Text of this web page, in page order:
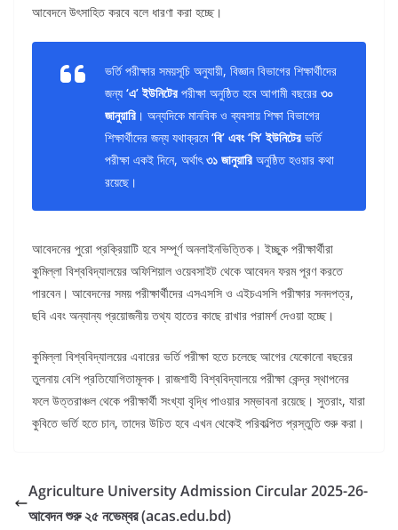
আবেদনে উৎসাহিত করবে বলে ধারণা করা হচ্ছে।
ভর্তি পরীক্ষার সময়সূচি অনুযায়ী, বিজ্ঞান বিভাগের শিক্ষার্থীদের
জন্য ‘এ’ ইউনিটের পরীক্ষা অনুষ্ঠিত হবে আগামী বছরের ৩০
জানুয়ারি । অন্যদিকে মানবিক ও ব্যবসায় শিক্ষা বিভাগের
শিক্ষার্থীদের জন্য যথাক্রমে‘বি’ এবং ‘সি’ ইউনিটের ভর্তি
পরীক্ষা একই দিনে, অর্থাৎ৩১ জানুয়ারি অনুষ্ঠিত হওয়ার কথা
রয়েছে।
আবেদনের পুরো প্রক্রিয়াটি হবে সম্পূর্ণ অনলাইনভিত্তিক। ইচ্ছুক পরীক্ষার্থীরা
কুমিল্লা বিশ্ববিদ্যালয়ের অফিশিয়াল ওয়েবসাইট থেকে আবেদন ফরম পূরণ করতে
পারবেন। আবেদনের সময় পরীক্ষার্থীদের এসএসসি ও এইচএসসি পরীক্ষার সনদপত্র,
ছবি এবং অন্যান্য প্রয়োজনীয় তথ্য হাতের কাছে রাখার পরামর্শ দেওয়া হচ্ছে।
কুমিল্লা বিশ্ববিদ্যালয়ের এবারের ভর্তি পরীক্ষা হতে চলেছে আগের যেকোনো বছরের
তুলনায় বেশি প্রতিযোগিতামূলক। রাজশাহী বিশ্ববিদ্যালয়ে পরীক্ষা কেন্দ্র স্থাপনের
ফলে উত্তরাঞ্চল থেকে পরীক্ষার্থী সংখ্যা বৃদ্ধি পাওয়ার সম্ভাবনা রয়েছে। সুতরাং, যারা
কুবিতে ভর্তি হতে চান, তাদের উচিত হবে এখন থেকেই পরিকল্পিত প্রস্তুতি শুরু করা।
Agriculture University Admission Circular 2025-26-
আবেদন শুরু ২৫ নভেম্বর (acas.edu.bd)